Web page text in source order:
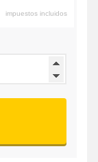
impuestos incluidos